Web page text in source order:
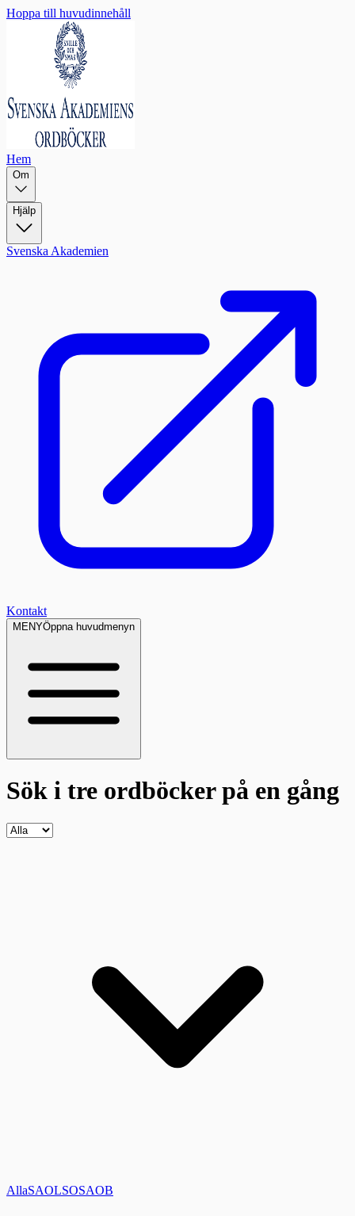
Hoppa till huvudinnehåll
Hem
Om
Hjälp
Svenska Akademien
Kontakt
MENYÖppna huvudmenyn
Sök i tre ordböckerpå en gång
AllaSAOLSOSAOB